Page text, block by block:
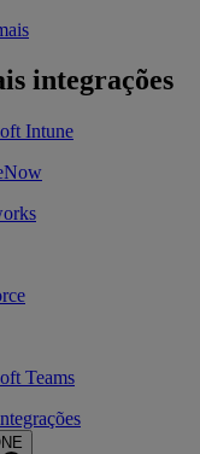
integrações
Intune
Teams